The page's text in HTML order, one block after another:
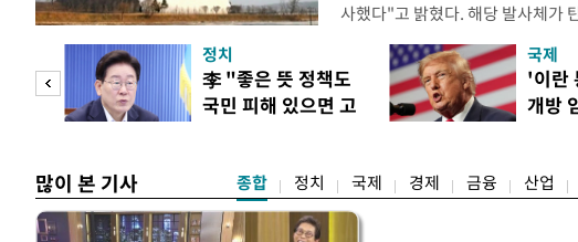
사했다"고 밝혔다. 해당 발사체가
는 아직 확인되지 않고 있다. 군은
분석 중에 있다. 앞서 북한은 지난
리 탄도미사일을 포함한 다종의 발
시 탄도미사일은 80여km를 비행해
정치
李 "좋은 뜻 정책도
국민 피해 있으면 고
국제
'이란
개방
많이 본 기사 종합 정치 국제 경제 금융 산업